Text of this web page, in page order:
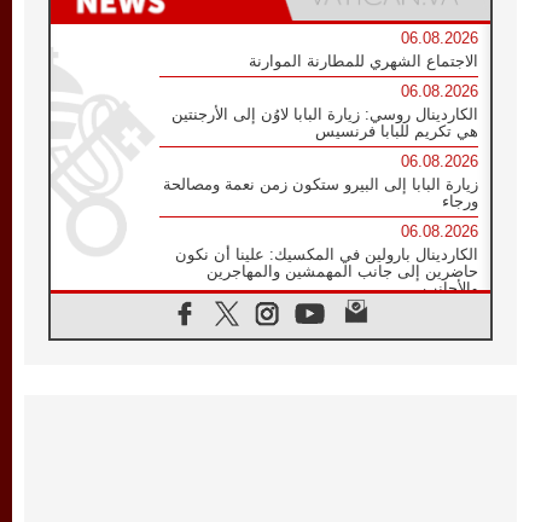
06.08.2026
الاجتماع الشهري للمطارنة الموارنة
06.08.2026
الكاردينال روسي: زيارة البابا لاوُن إلى الأرجنتين
هي تكريم للبابا فرنسيس
06.08.2026
زيارة البابا إلى البيرو ستكون زمن نعمة ومصالحة
ورجاء
06.08.2026
الكاردينال بارولين في المكسيك: علينا أن نكون
حاضرين إلى جانب المهمشين والمهاجرين
والأجانب
البابا لاوُن الرابع عشر للشباب في أسيزي: